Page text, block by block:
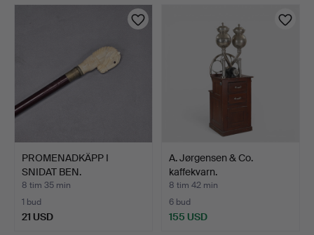
PROMENADKÄPP I
SNIDAT BEN.
8 tim 35 min
1 bud
21 USD
A. Jørgensen & Co.
kaffekvarn.
8 tim 42 min
6 bud
155 USD